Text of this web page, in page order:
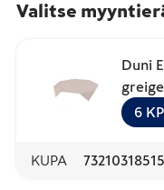
Valitse
Duni
greige
6
KUPA